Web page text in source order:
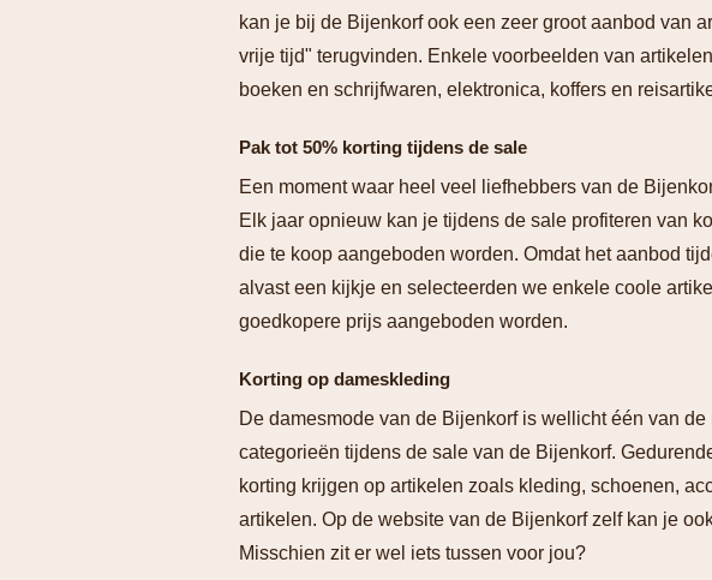
kan je bij de Bijenkorf ook een zeer groot aanbod van
vrije tijd" terugvinden. Enkele voorbeelden van
boeken en schrijfwaren, elektronica, koffers en
Pak tot 50% korting tijdens de sale
Een moment waar heel veel liefhebbers van de
Elk jaar opnieuw kan je tijdens de sale profiteren van
die te koop aangeboden worden. Omdat het aanbod
alvast een kijkje en selecteerden we enkele coole
goedkopere prijs aangeboden worden.
Korting op dameskleding
De damesmode van de Bijenkorf is wellicht één van
categorieën tijdens de sale van de Bijenkorf.
korting krijgen op artikelen zoals kleding, schoenen,
artikelen. Op de website van de Bijenkorf zelf kan je
Misschien zit er wel iets tussen voor jou?